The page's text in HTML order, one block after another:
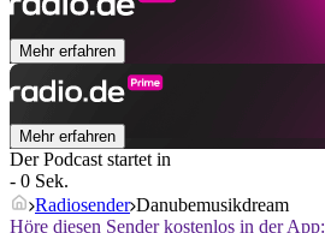
Mehr erfahren
Mehr erfahren
Der Podcast startet in
- 0 Sek.
Radiosender Danubemusikdream
Höre diesen Sender kostenlos in der App: